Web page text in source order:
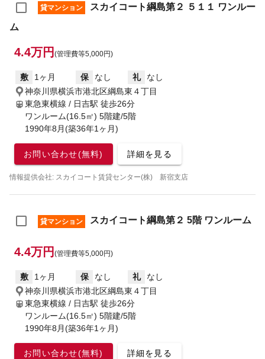
貸マンション
スカイコート綱島第２ ５１１ ワンルー
ム
4.4万円 (管理費等5,000円)
敷 1ヶ月 保 なし 礼
なし
神奈川県横浜市港北区綱島東４丁目
東急東横線 / 日吉駅 徒歩26分
ワンルーム(16.5㎡) 5階建/5階
1990年8月(築36年1ヶ月)
お問い合わせ(無料) 詳細を見る
情報提供会社: スカイコート賃貸センター(株) 新宿支店
貸マンション スカイコート綱島第２ 5階 ワンルーム
4.4万円 (管理費等5,000円)
敷 1ヶ月 保 なし 礼
なし
神奈川県横浜市港北区綱島東４丁目
東急東横線 / 日吉駅 徒歩26分
ワンルーム(16.5㎡) 5階建/5階
1990年8月(築36年1ヶ月)
お問い合わせ(無料) 詳細を見る